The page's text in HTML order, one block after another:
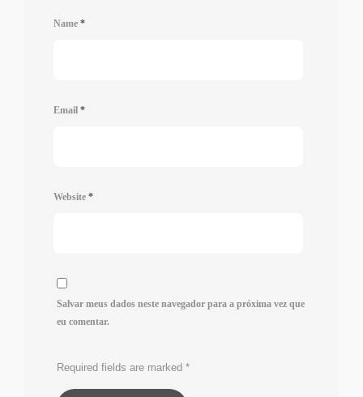
Name *
Email *
Website *
Salvar meus dados neste navegador para a próxima vez que
eu comentar.
Required fields are marked *